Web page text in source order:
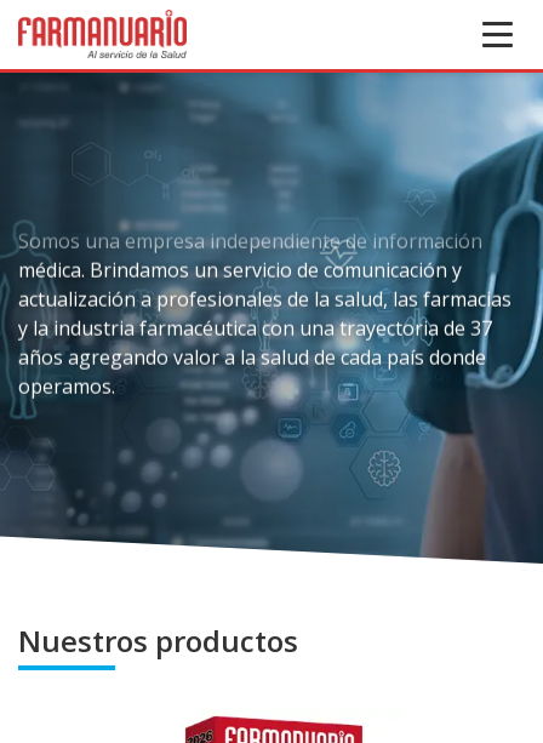
Somos una empresa independiente de información
médica. Brindamos un servicio de comunicación y
actualización a profesionales de la salud, las farmacias
y la industria farmacéutica con una trayectoria de 37
años agregando valor a la salud de cada país donde
operamos.
Nuestros productos